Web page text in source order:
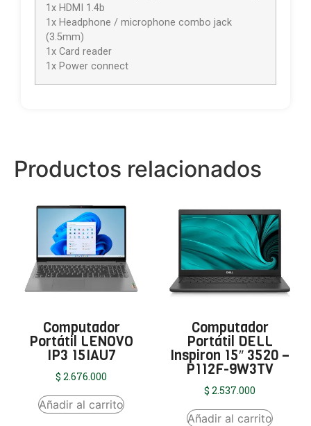
1x HDMI 1.4b
1x Headphone / microphone combo jack
(3.5mm)
1x Card reader
1x Power connect
Productos relacionados
Computador
Portátil LENOVO
IP3 15IAU7
$ 2.676.000
Añadir al carrito
Computador
Portátil DELL
Inspiron 15″ 3520 –
P112F-9W3TV
$ 2.537.000
Añadir al carrito